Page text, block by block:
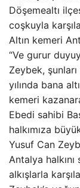
Döşemealtı
coşkuyla
Altın kemeri
“Ve gurur
Zeybek,
yılında bana
kemeri
Ebedi sahibi
halkımıza
Yusuf Can
Antalya
alkışlarla